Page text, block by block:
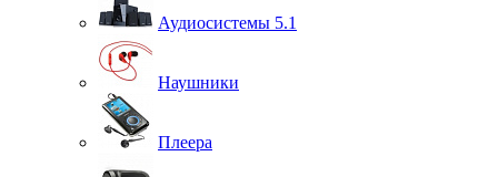
Аудиосистемы 5.1
Наушники
Плеера